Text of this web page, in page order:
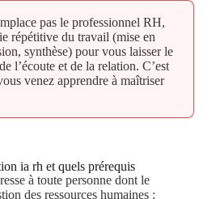
pas le professionnel RH,
répétitive du travail (mise en
synthèse) pour vous laisser le
l’écoute et de la relation. C’est
venez apprendre à maîtriser
ia rh et quels prérequis
à toute personne dont le
des ressources humaines :